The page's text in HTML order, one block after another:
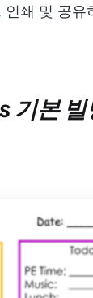
쇄 및 공
본 빌